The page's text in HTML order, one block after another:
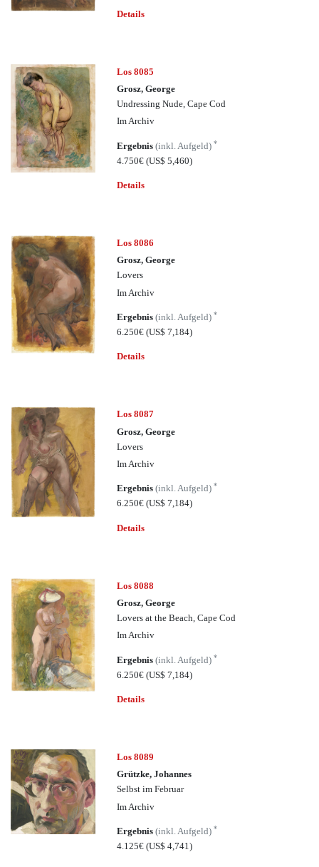
Details
Los 8085
Grosz, George
Undressing Nude, Cape Cod
Im Archiv
Ergebnis(inkl. Aufgeld)*
4.750€(US$ 5,460)
Details
Los 8086
Grosz, George
Lovers
Im Archiv
Ergebnis(inkl. Aufgeld)*
6.250€(US$ 7,184)
Details
Los 8087
Grosz, George
Lovers
Im Archiv
Ergebnis(inkl. Aufgeld)*
6.250€(US$ 7,184)
Details
Los 8088
Grosz, George
Lovers at the Beach, Cape Cod
Im Archiv
Ergebnis(inkl. Aufgeld)*
6.250€(US$ 7,184)
Details
Los 8089
Grützke, Johannes
Selbst im Februar
Im Archiv
Ergebnis(inkl. Aufgeld)*
4.125€(US$ 4,741)